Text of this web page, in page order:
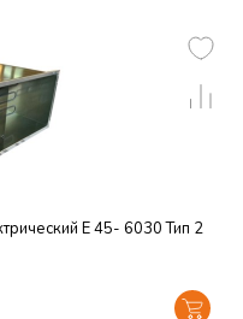
E 45- 6030 Тип 2